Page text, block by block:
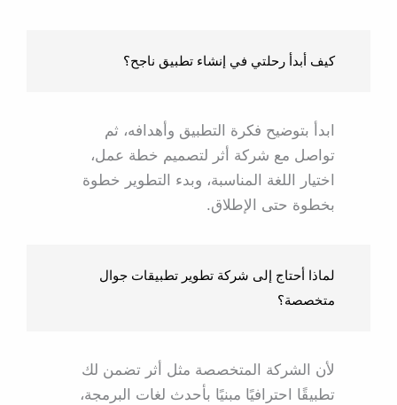
كيف أبدأ رحلتي في إنشاء تطبيق ناجح؟
ابدأ بتوضيح فكرة التطبيق وأهدافه، ثم
تواصل مع شركة أثر لتصميم خطة عمل،
اختيار اللغة المناسبة، وبدء التطوير خطوة
بخطوة حتى الإطلاق.
لماذا أحتاج إلى شركة تطوير تطبيقات جوال
متخصصة؟
لأن الشركة المتخصصة مثل أثر تضمن لك
تطبيقًا احترافيًا مبنيًا بأحدث لغات البرمجة،